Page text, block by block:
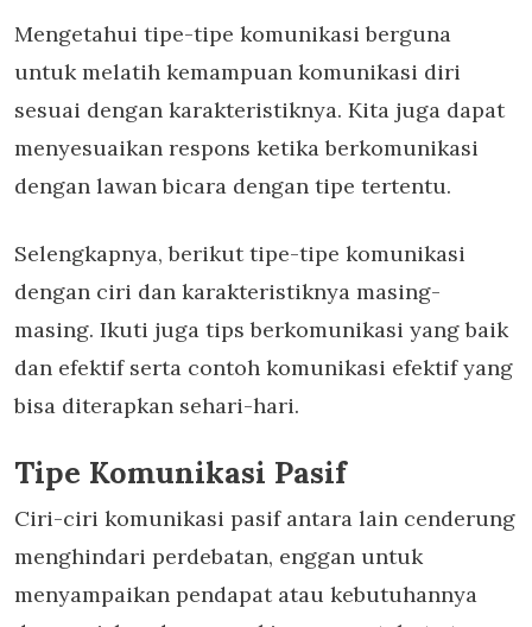
Mengetahui tipe-tipe komunikasi berguna
untuk melatih kemampuan komunikasi diri
sesuai dengan karakteristiknya. Kita juga dapat
menyesuaikan respons ketika berkomunikasi
dengan lawan bicara dengan tipe tertentu.
Selengkapnya, berikut tipe-tipe komunikasi
dengan ciri dan karakteristiknya masing-
masing. Ikuti juga tips berkomunikasi yang baik
dan efektif serta contoh komunikasi efektif yang
bisa diterapkan sehari-hari.
Tipe Komunikasi Pasif
Ciri-ciri komunikasi pasif antara lain cenderung
menghindari perdebatan, enggan untuk
menyampaikan pendapat atau kebutuhannya